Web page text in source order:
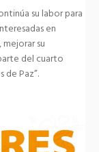
su labor para
en
su
del cuarto
de Paz”.